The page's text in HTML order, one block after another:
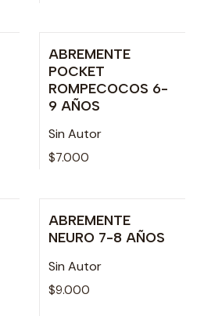
Agotado
ABREMENTE
POCKET
ROMPECOCOS 6-
9 AÑOS
Sin Autor
$7.000
Agotado
ABREMENTE
NEURO 7-8 AÑOS
Sin Autor
$9.000